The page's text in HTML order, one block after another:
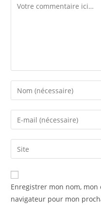
Enregistrer mon nom,
navigateur pour mon